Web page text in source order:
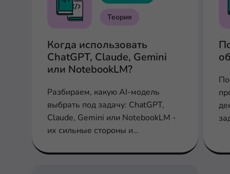
Теория
Когда использовать
ChatGPT, Claude, Gemini
или NotebookLM?
Разбираем, какую AI-модель
выбрать под задачу: ChatGPT,
Claude, Gemini или NotebookLM -
их сильные стороны и